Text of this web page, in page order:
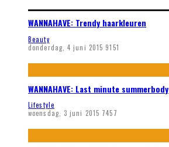
WANNAHAVE: Trendy haarkleuren
Beauty
donderdag, 4 juni 2015 9151
WANNAHAVE: Last minute summerbody
Lifestyle
woensdag, 3 juni 2015 7457